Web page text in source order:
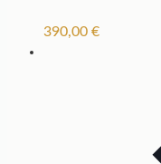
390,00 €